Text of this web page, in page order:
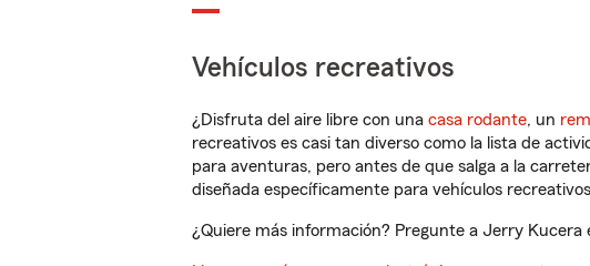
Vehículos recreativos
¿Disfruta del aire libre con una casa rodante, un
recreativos es casi tan diverso como la lista de
para aventuras, pero antes de que salga a la
diseñada específicamente para vehículos
¿Quiere más información? Pregunte a Jerry Kucera